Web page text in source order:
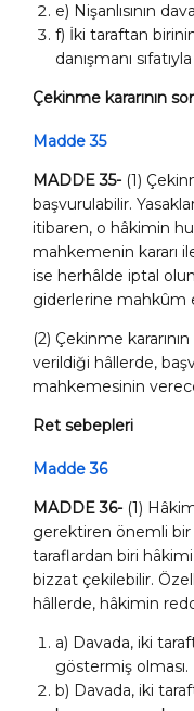
e) Nişanlısının
f) İki taraftan
danışmanı
Çekinme kararının
Madde 35
MADDE 35- (1)
başvurulabilir.
itibaren, o hâkimin
mahkemenin kararı
ise herhâlde iptal
giderlerine mahkûm
(2) Çekinme
verildiği hâllerde,
mahkemesinin
Ret sebepleri
Madde 36
MADDE 36- (1)
gerektiren önemli bir
taraflardan biri
bizzat çekilebilir.
hâllerde, hâkimin
a) Davada, iki
göstermiş olması.
b) Davada, iki